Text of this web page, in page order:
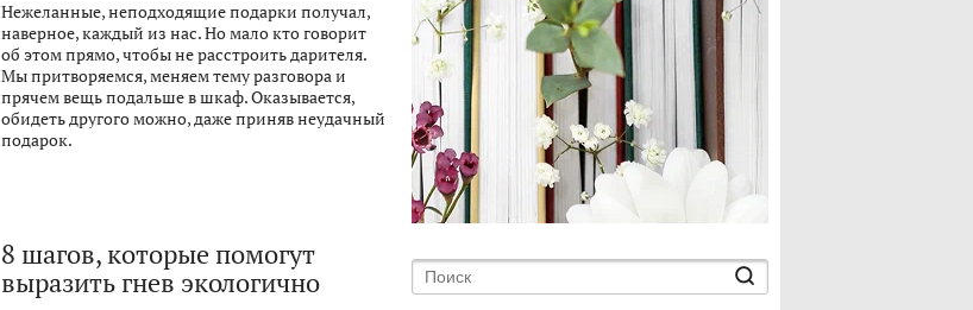
Нежеланные, неподходящие подарки получал,
наверное, каждый из нас. Но мало кто говорит
об этом прямо, чтобы не расстроить дарителя.
Мы притворяемся, меняем тему разговора и
прячем вещь подальше в шкаф. Оказывается,
обидеть другого можно, даже приняв неудачный
подарок.
8 шагов, которые помогут
выразить гнев экологично